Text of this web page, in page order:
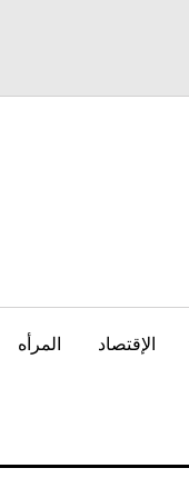
الإقتصاد المرأه